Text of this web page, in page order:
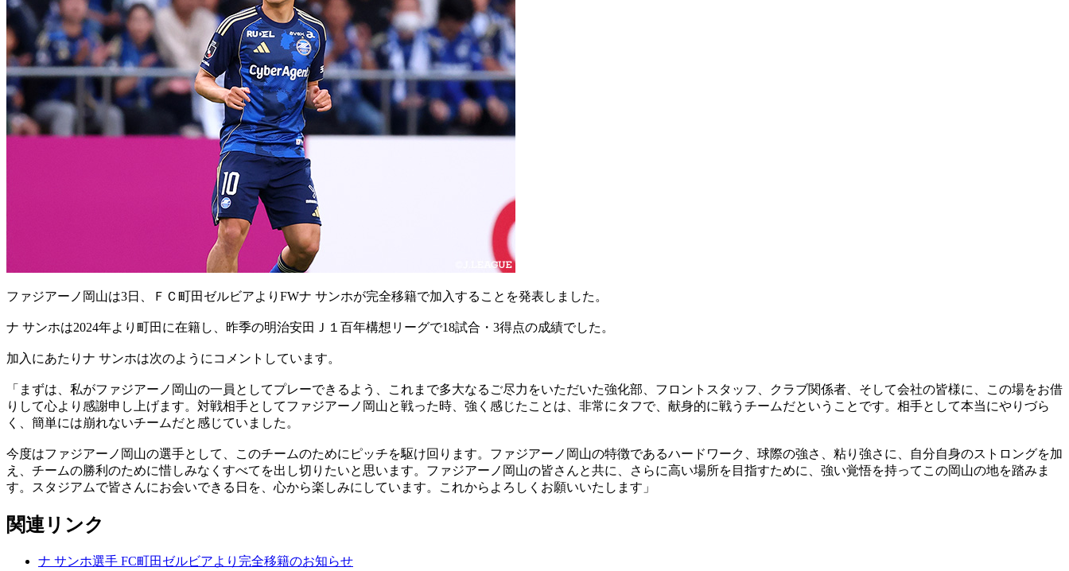
ファジアーノ岡山は3日、ＦＣ町田ゼルビアよりFWナ サンホが完全移籍で加入することを発表しました。
ナ サンホは2024年より町田に在籍し、昨季の明治安田Ｊ１百年構想リーグで18試合・3得点の成績でした。
加入にあたりナ サンホは次のようにコメントしています。
「まずは、私がファジアーノ岡山の一員としてプレーできるよう、これまで多大なるご尽力をいただいた強化部、フロントスタッフ、クラブ関係者、そして会社の皆様に、この場をお借
りして心より感謝申し上げます。対戦相手としてファジアーノ岡山と戦った時、強く感じたことは、非常にタフで、献身的に戦うチームだということです。相手として本当にやりづら
く、簡単には崩れないチームだと感じていました。
今度はファジアーノ岡山の選手として、このチームのためにピッチを駆け回ります。ファジアーノ岡山の特徴であるハードワーク、球際の強さ、粘り強さに、自分自身のストロングを加
え、チームの勝利のために惜しみなくすべてを出し切りたいと思います。ファジアーノ岡山の皆さんと共に、さらに高い場所を目指すために、強い覚悟を持ってこの岡山の地を踏みま
す。スタジアムで皆さんにお会いできる日を、心から楽しみにしています。これからよろしくお願いいたします」
関連リンク
ナ サンホ選手 FC町田ゼルビアより完全移籍のお知らせ